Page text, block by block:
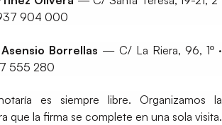
904 000
Borrellas — C/ La Riera, 96, 1º ·
555 280
es siempre libre. Organizamos la
que la firma se complete en una sola visita.